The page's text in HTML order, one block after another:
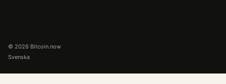
© 2026 Bitcoin.now
Svenska